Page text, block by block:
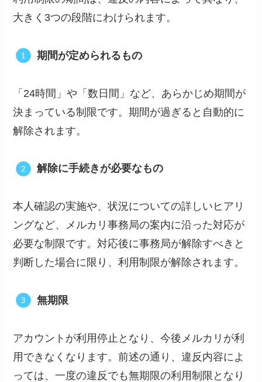
大きく3つの段階にわけられます。
期間が定められるもの
「24時間」や「数日間」など、あらかじめ期間が
決まっている制限です。期間が過ぎると自動的に
解除されます。
解除に手続きが必要なもの
本人確認の実施や、状況についての詳しいヒアリ
ングなど、メルカリ事務局の案内に沿った対応が
必要な制限です。対応後に事務局が解除すべきと
判断した場合に限り、利用制限が解除されます。
無期限
アカウントが利用停止となり、今後メルカリが利
用できなくなります。前述の通り、違反内容によ
っては、一度の違反でも無期限の利用制限となり